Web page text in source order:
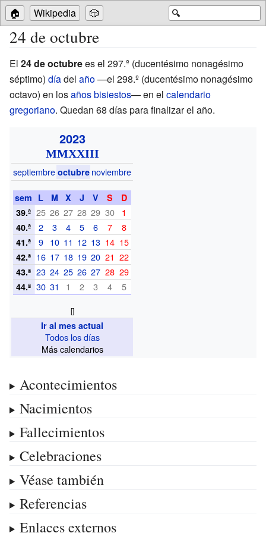
🔍
🏠 Wikipedia 🎲
24 de octubre
El 24 de octubrees el 297.º (ducentésimo nonagésimo
séptimo) díadel año—el 298.º (ducentésimo nonagésimo
octavo) en losaños bisiestos— en el calendario
gregoriano. Quedan 68 días para finalizar el año.
2023
MMXXIII
septiembre octubre noviembre
sem L M X J V S
D
39.ª 25 26 27 28 29 30 1
40.ª 2 3 4 5 6 7 8
41.ª 9 10 11 12 13 14 15
42.ª 16 17 18 19 20 21 22
43.ª 23 24 25 26 27 28 29
44.ª 30 31 1 2 3 4 5
[]
Ir al mes actual
Todos los días
Más calendarios
Acontecimientos
Nacimientos
Fallecimientos
Celebraciones
Véase también
Referencias
Enlaces externos